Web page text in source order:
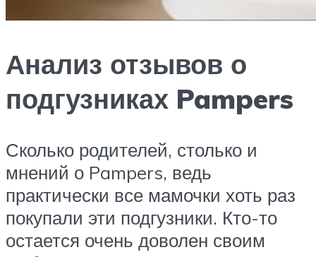
Анализ отзывов о
подгузниках Pampers
Сколько родителей, столько и
мнений о Pampers, ведь
практически все мамочки хоть раз
покупали эти подгузники. Кто-то
остается очень доволен своим